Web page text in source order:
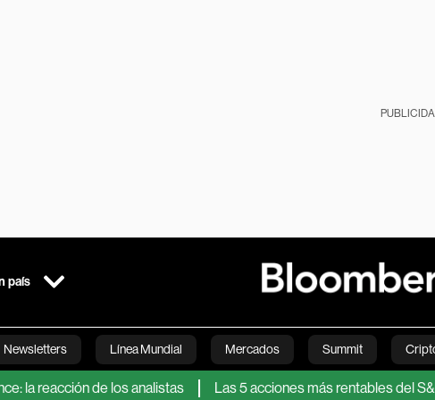
país
Newsletters Línea Mundial Mercados Summit
Bloomberg Green Economía Estilo de
de los analistas Las 5 acciones más rentables del S&P 500